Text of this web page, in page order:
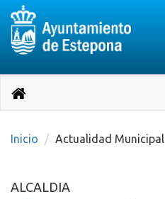
Destino:
Volver
inicio
Inicio Actualidad Municipal
ALCALDIA